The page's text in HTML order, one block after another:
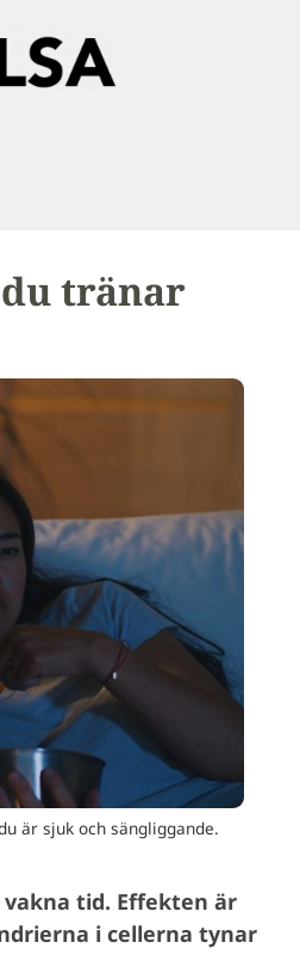
tränar
är sjuk och sängliggande.
tid. Effekten är
i cellerna tynar